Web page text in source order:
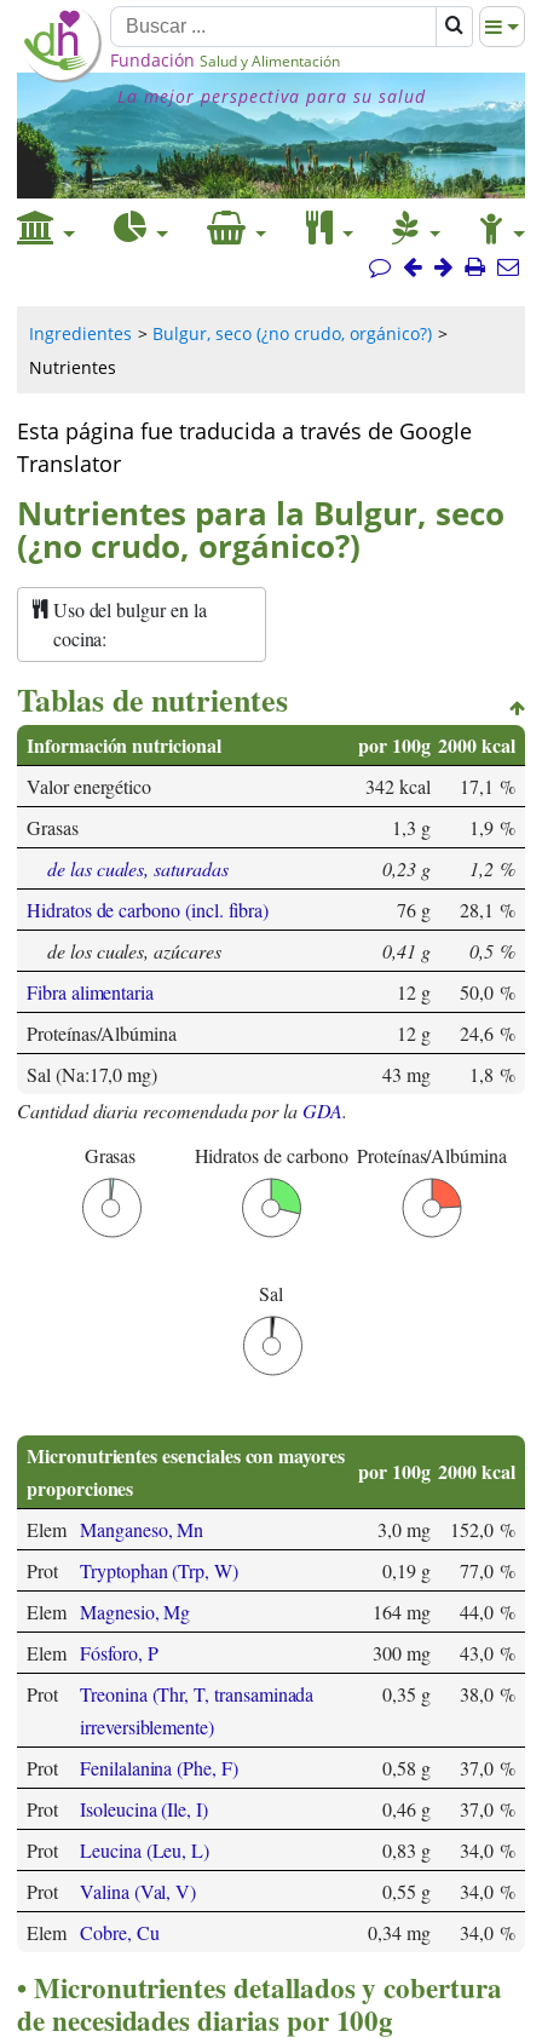
Fundación Salud y Alimentación
La mejor perspectiva para su salud
Ingredientes
Bulgur, seco (¿no crudo, orgánico?)
Nutrientes
Esta página fue traducida a través de Google
Translator
Nutrientes para la Bulgur, seco
(¿no crudo, orgánico?)
Uso del bulgur en la
cocina:
Tablas de nutrientes
Información nutricional por 100g 2000 kcal
Valor energético 342 kcal
17,1 %
Grasas
1,3 g
1,9 %
de las cuales, saturadas
0,23 g
1,2 %
Hidratos de carbono (incl. fibra)
76 g
28,1 %
de los cuales, azúcares
0,41 g
0,5 %
Fibra alimentaria
12 g
50,0 %
Proteínas/Albúmina
12 g
24,6 %
Sal (Na:17,0 mg)
43 mg
1,8 %
Cantidad diaria recomendada por laGDA.
Grasas
Hidratos de carbono Proteínas/Albúmina
Sal
Micronutrientes esenciales con mayores
proporciones
por 100g 2000 kcal
Elem Manganeso, Mn 3,0 mg
152,0 %
Prot
Tryptophan (Trp, W) 0,19 g
77,0 %
Elem Magnesio, Mg 164 mg
44,0 %
Elem Fósforo, P 300 mg
43,0 %
Prot
Treonina (Thr, T, transaminada
irreversiblemente)
0,35 g 38,0 %
Prot Fenilalanina (Phe, F) 0,58 g
37,0 %
Prot
Isoleucina (Ile, I) 0,46 g
37,0 %
Prot
Leucina (Leu, L) 0,83 g
34,0 %
Prot
Valina (Val, V) 0,55 g
34,0 %
Elem Cobre, Cu 0,34 mg 34,0 %
Micronutrientes detallados y cobertura
de necesidades diarias por 100g